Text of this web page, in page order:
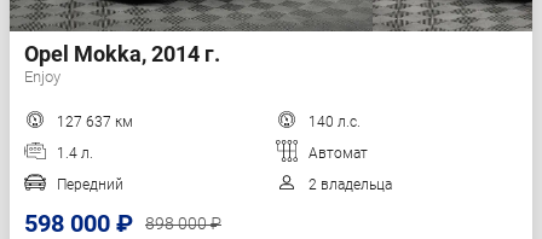
Opel Mokka, 2014 г.
Enjoy
127 637 км
140 л.с.
1.4 л.
Автомат
Передний
2 владельца
598 000 ₽
898 000 ₽